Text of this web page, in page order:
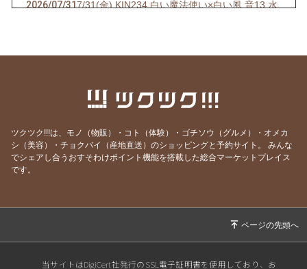
2026/07/317/31(金) KIN234 白い魔法使い×白い風 音13 水
雷屯
7/28(火) KIN231 青い猿×白い風 音10 雷地予
2026/07/27 7/27(月) KIN230 白い犬×白い風 音9 雷地予
2026/07/267/26(日) KIN229 赤い月×白い風 音8 雷地予
2026/07/25
ツクツク!!!は、モノ（物販）・コト（体験）・ゴチソウ（グルメ）・オメカ
シ（美容）・チョクバイ（産地直送）のショッピングと予約サイト。
みんな
でシェアし合うおすそわけポイント機能を搭載した総合マーケットプレイス
です。
当サイトはDigiCert社発行のSSL電子証明書を使用しており、お